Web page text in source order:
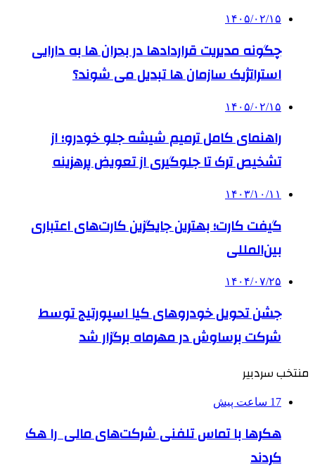
۱۴۰۵/۰۲/۱۵
چگونه مدیریت قراردادها در بحران ها به دارایی
استراتژیک سازمان ها تبدیل می شوند؟
۱۴۰۵/۰۲/۱۵
راهنمای کامل ترمیم شیشه جلو خودرو؛ از
تشخیص ترک تا جلوگیری از تعویض پرهزینه
۱۴۰۳/۱۰/۱۱
گیفت کارت؛ بهترین جایگزین کارت‌های اعتباری
بین‌المللی
۱۴۰۴/۰۷/۲۵
جشن تحویل خودروهای کیا اسپورتیج توسط
شرکت برساوش در مهرماه برگزار شد
منتخب سردبیر
17 ساعت پیش
هکرها با تماس تلفنی شرکت‌های مالی را هک
کردند